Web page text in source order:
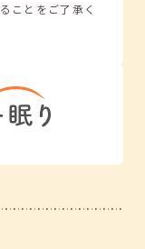
ことをご了承く